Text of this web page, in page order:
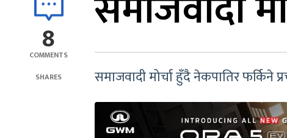
8
COMMENTS
SHARES
समाजवादी मोर्चा हुँदै नेकपातिर फर्किने